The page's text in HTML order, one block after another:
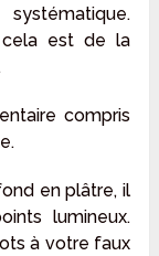
cela est de la
compris
en plâtre, il
lumineux.
à votre faux